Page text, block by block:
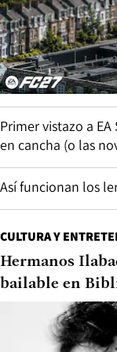
Primer vistazo a
en cancha (o las
Así funcionan los
CULTURA Y
Hermanos
bailable en